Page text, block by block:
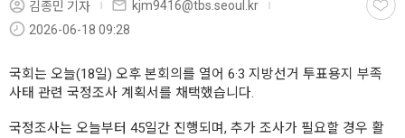
김종민 기자
kjm9416@tbs.seoul.kr
2026-06-18 09:28
국회는 오늘(18일) 오후 본회의를 열어 6·3 지방선거 투표용지 부족
사태 관련 국정조사 계획서를 채택했습니다.
국정조사는 오늘부터 45일간 진행되며, 추가 조사가 필요할 경우 활